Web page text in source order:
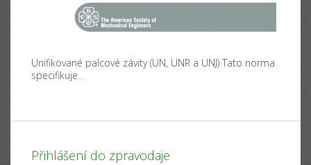
Unifikované palcové závity (UN, UNR a UNJ) Tato norma
specifikuje…
Přihlášení do zpravodaje